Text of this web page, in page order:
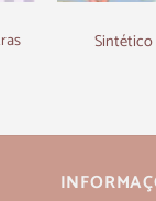
Sintético